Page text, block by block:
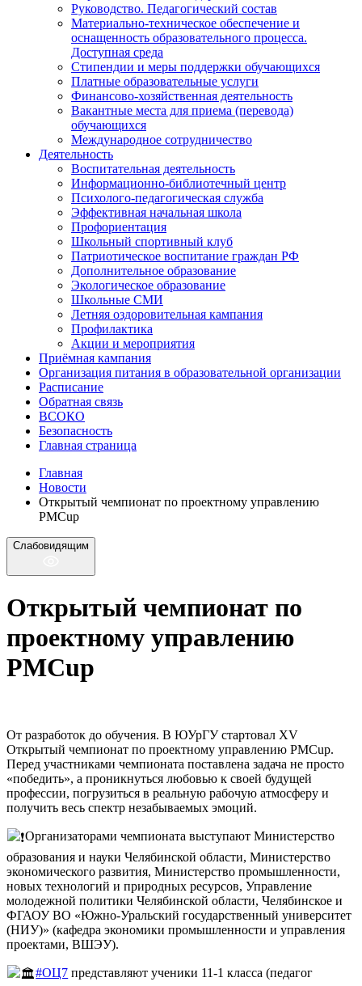
Руководство. Педагогический состав
Материально-техническое обеспечение и
оснащенность образовательного процесса.
Доступная среда
Стипендии и меры поддержки обучающихся
Платные образовательные услуги
Финансово-хозяйственная деятельность
Вакантные места для приема (перевода)
обучающихся
Международное сотрудничество
Деятельность
Воспитательная деятельность
Информационно-библиотечный центр
Психолого-педагогическая служба
Эффективная начальная школа
Профориентация
Школьный спортивный клуб
Патриотическое воспитание граждан РФ
Дополнительное образование
Экологическое образование
Школьные СМИ
Летняя оздоровительная кампания
Профилактика
Акции и мероприятия
Приёмная кампания
Организация питания в образовательной организации
Расписание
Обратная связь
ВСОКО
Безопасность
Главная страница
Главная
Новости
Открытый чемпионат по проектному управлению
PMCup
Слабовидящим
Открытый чемпионат по
проектному управлению
PMCup
От разработок до обучения. В ЮУрГУ стартовал XV
Открытый чемпионат по проектному управлению PMCup.
Перед участниками чемпионата поставлена задача не просто
«победить», а проникнуться любовью к своей будущей
профессии, погрузиться в реальную рабочую атмосферу и
получить весь спектр незабываемых эмоций.
Организаторами чемпионата выступают Министерство
образования и науки Челябинской области, Министерство
экономического развития, Министерство промышленности,
новых технологий и природных ресурсов, Управление
молодежной политики Челябинской области, Челябинское и
ФГАОУ ВО «Южно-Уральский государственный университет
(НИУ)» (кафедра экономики промышленности и управления
проектами, ВШЭУ).
#ОЦ7 представляют ученики 11-1 класса (педагог